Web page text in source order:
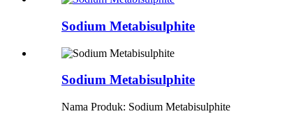
Sodium Metabisulphite
Sodium Metabisulphite
Nama Produk: Sodium Metabisulphite